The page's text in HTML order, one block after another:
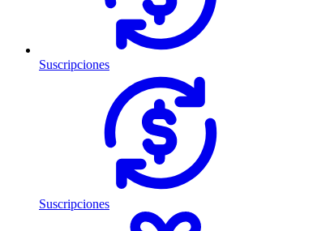
Suscripciones
Suscripciones